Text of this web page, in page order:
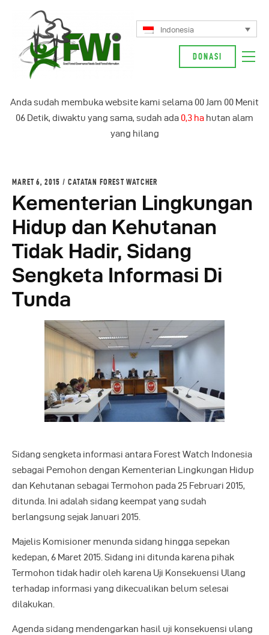
Indonesia
DONASI
Anda sudah membuka website kami selama 00Jam 00 Menit
07Detik, diwaktu yang sama, sudah ada 0,3 hahutan alam
yang hilang
Kampanye Kami
MARET 6, 2015 CATATAN FOREST WATCHER
Kementerian Lingkungan
Hidup dan Kehutanan
Tidak Hadir, Sidang
Sengketa Informasi Di
Tunda
Sidang sengketa informasi antara Forest Watch Indonesia
sebagai Pemohon dengan Kementerian Lingkungan Hidup
dan Kehutanan sebagai Termohon pada 25 Februari 2015,
ditunda. Ini adalah sidang keempat yang sudah
berlangsung sejak Januari 2015.
Majelis Komisioner menunda sidang hingga sepekan
kedepan, 6 Maret 2015. Sidang ini ditunda karena pihak
Termohon tidak hadir oleh karena Uji Konsekuensi Ulang
terhadap informasi yang dikecualikan belum selesai
dilakukan.
Agenda sidang mendengarkan hasil uji konsekuensi ulang